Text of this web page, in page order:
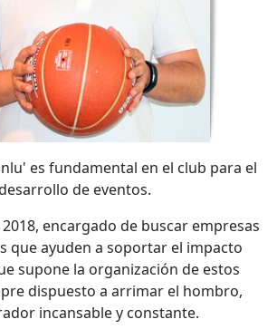
es fundamental en el club para el
de eventos.
encargado de buscar empresas
que ayuden a soportar el impacto
supone la organización de estos
dispuesto a arrimar el hombro,
incansable y constante.